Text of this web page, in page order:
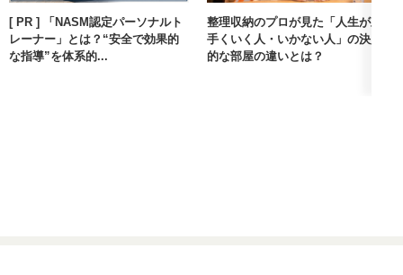
[ PR ] 「NASM認定パーソナルト
レーナー」とは？“安全で効果的
な指導”を体系的...
整理収納のプロが見た「人生が上
手くいく人・いかない人」の決定
的な部屋の違いとは？